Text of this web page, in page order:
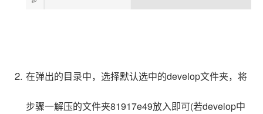
在弹出的目录中，选择默认选中的develop文件夹，将
步骤一解压的文件夹81917e49放入即可(若develop中